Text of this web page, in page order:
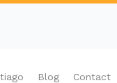
Blog Contact